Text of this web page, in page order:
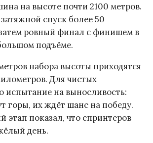
на высоте почти 2100 метров.
спуск более 50
ровный финал с финишем в
подъёме.
набора высоты приходятся
Для чистых
испытание на выносливость:
горы, их ждёт шанс на победу.
этап показал, что спринтеров
день.